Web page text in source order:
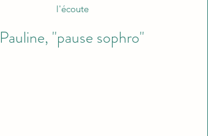
l'écoute
Pauline, "pause sophro"